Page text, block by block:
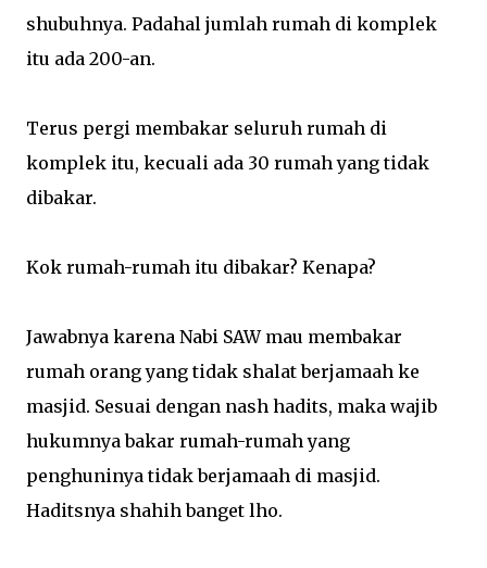
shubuhnya. Padahal jumlah rumah di komplek
itu ada 200-an.
Terus pergi membakar seluruh rumah di
komplek itu, kecuali ada 30 rumah yang tidak
dibakar.
Kok rumah-rumah itu dibakar? Kenapa?
Jawabnya karena Nabi SAW mau membakar
rumah orang yang tidak shalat berjamaah ke
masjid. Sesuai dengan nash hadits, maka wajib
hukumnya bakar rumah-rumah yang
penghuninya tidak berjamaah di masjid.
Haditsnya shahih banget lho.